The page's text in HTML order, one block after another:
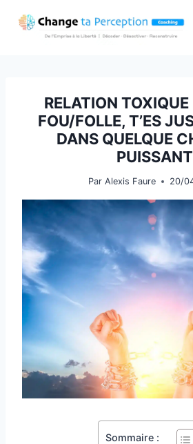
RELATION TOXIQUE
FOU/FOLLE, T’ES
DANS QUELQUE
PUISSANT
Par Alexis Faure 20/
Sommaire :